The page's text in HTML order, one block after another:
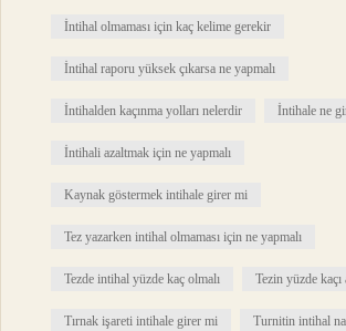
İntihal olmaması için kaç kelime gerekir
İntihal raporu yüksek çıkarsa ne yapmalı
İntihalden kaçınma yolları nelerdir İntihale ne
İntihali azaltmak için ne yapmalı
Kaynak göstermek intihale girer mi
Tez yazarken intihal olmaması için ne yapmalı
Tezde intihal yüzde kaç olmalı Tezin yüzde kaçı
Tırnak işareti intihale girer mi Turnitin intihal